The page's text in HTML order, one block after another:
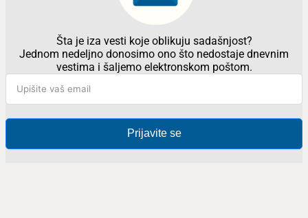
Šta je iza vesti koje oblikuju sadašnjost?
Jednom nedeljno donosimo ono što nedostaje dnevnim
vestima i šaljemo elektronskom poštom.
Prijavite se